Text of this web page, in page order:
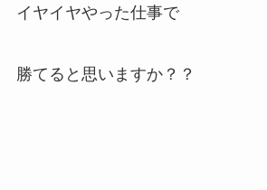
イヤイヤやった仕事で
勝てると思いますか？？